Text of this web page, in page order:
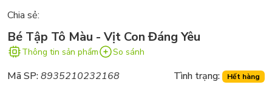
Chia sẻ:
Bé Tập Tô Màu - Vịt Con Đáng Yêu
Thông tin sản phẩm So sánh
Mã SP:8935210232168 Tình trạng: Hết hàng